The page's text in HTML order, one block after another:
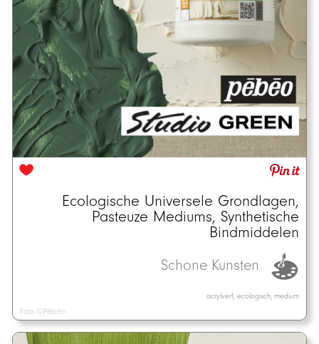
Ecologische Universele Grondlagen,
Pasteuze Mediums, Synthetische
Bindmiddelen
Schone Kunsten
acrylverf, ecologisch, medium
Foto ©Pébéo